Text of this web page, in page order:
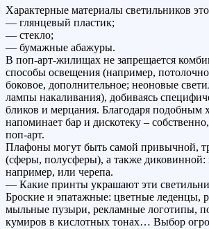
Характерные материалы светильников
— глянцевый пластик;
— стекло;
— бумажные абажуры.
В поп-арт-жилищах не запрещается
способы освещения (например,
боковое, дополнительное; неоновые
лампы накаливания), добиваясь
бликов и мерцания. Благодаря подобным
напоминает бар и дискотеку –
поп-арт.
Плафоны могут быть самой привычной,
(сферы, полусферы), а также диковинной:
например, или черепа.
— Какие принты украшают эти
Броские и эпатажные: цветные леденцы,
мыльные пузыри, рекламные логотипы,
кумиров в кислотных тонах… Выбор